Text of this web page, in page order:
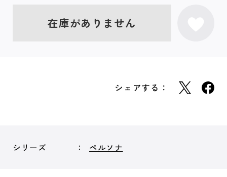
在庫がありません
シェアする：
シリーズ ペルソナ